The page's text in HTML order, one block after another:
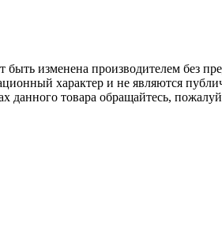
изменена производителем без
характер и не являются
данного товара обращайтесь,